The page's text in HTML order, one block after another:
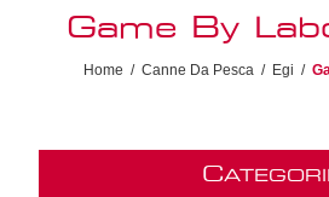
Game By
Home / Canne Da Pesca / Egi /
C